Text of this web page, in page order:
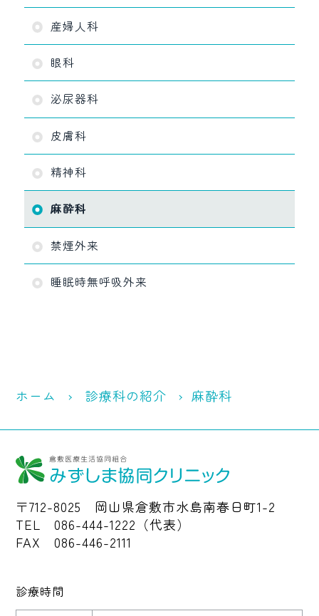
産婦人科
眼科
泌尿器科
皮膚科
精神科
麻酔科
禁煙外来
睡眠時無呼吸外来
ホーム 診療科の紹介 麻酔科
〒712-8025 岡山県倉敷市水島南春日町1-2
TEL 086-444-1222（代表）
FAX 086-446-2111
診療時間